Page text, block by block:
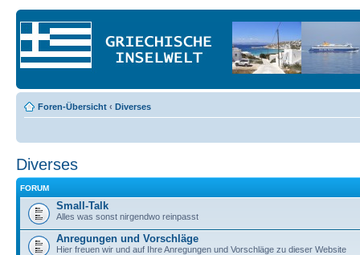
Foren-Übersicht ‹ Diverses
Diverses
FORUM
Small-Talk
Alles was sonst nirgendwo reinpasst
Anregungen und Vorschläge
Hier freuen wir und auf Ihre Anregungen und Vorschläge zu dieser Website